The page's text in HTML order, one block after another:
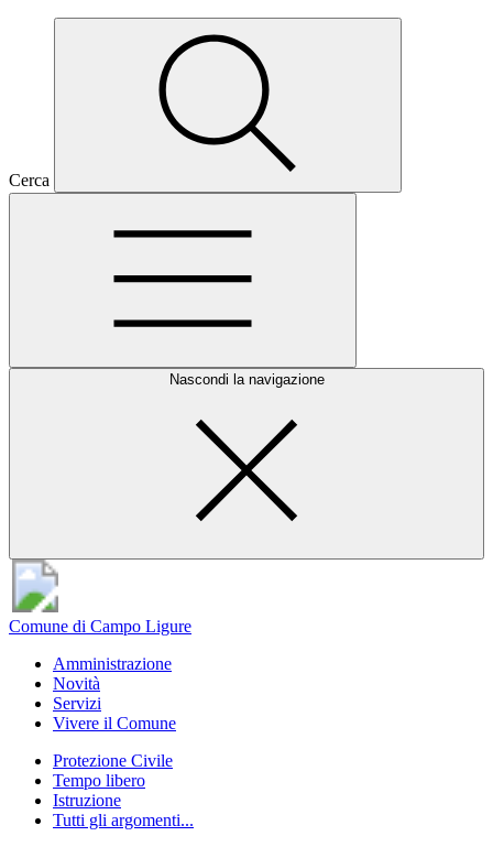
Cerca
Nascondi la navigazione
Comune di Campo Ligure
Amministrazione
Novità
Servizi
Vivere il Comune
Protezione Civile
Tempo libero
Istruzione
Tutti gli argomenti...